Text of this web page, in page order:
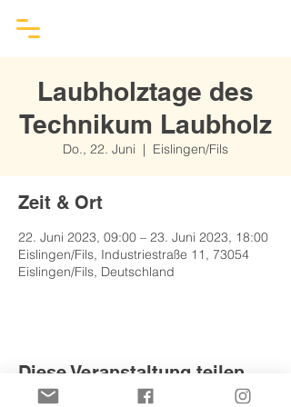
Laubholztage des
Technikum Laubholz
Do., 22. Juni
  |
Eislingen/Fils
Zeit & Ort
22. Juni 2023, 09:00 – 23. Juni 2023, 18:00
Eislingen/Fils, Industriestraße 11, 73054
Eislingen/Fils, Deutschland
Diese Veranstaltung teilen